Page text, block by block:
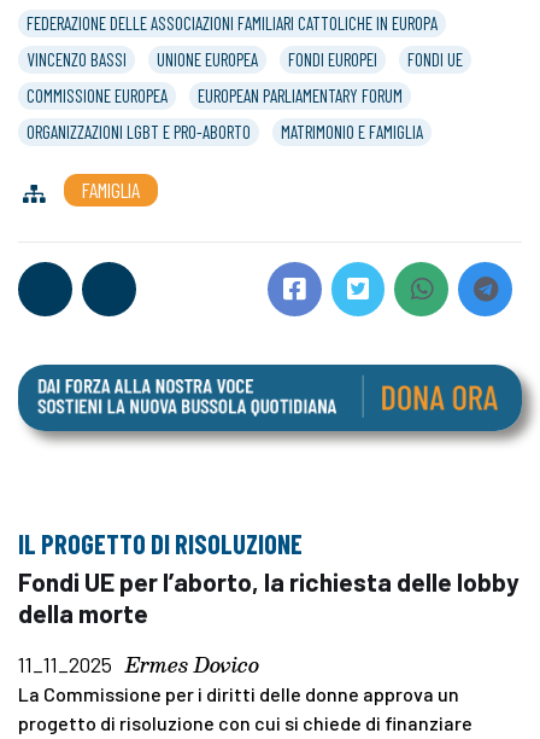
FEDERAZIONE DELLE ASSOCIAZIONI FAMILIARI CATTOLICHE IN EUROPA
VINCENZO BASSI
UNIONE EUROPEA FONDI EUROPEI
FONDI UE
COMMISSIONE EUROPEA
EUROPEAN PARLIAMENTARY FORUM
ORGANIZZAZIONI LGBT E PRO-ABORTO
MATRIMONIO E FAMIGLIA
FAMIGLIA
IL PROGETTO DI RISOLUZIONE
Fondi UE per l’aborto, la richiesta delle lobby
della morte
11_11_2025 Ermes Dovico
La Commissione per i diritti delle donne approva un
progetto di risoluzione con cui si chiede di finanziare